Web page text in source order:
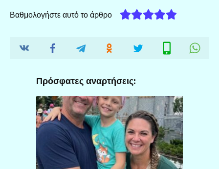
Βαθμολογήστε αυτό το άρθρο
Πρόσφατες αναρτήσεις: